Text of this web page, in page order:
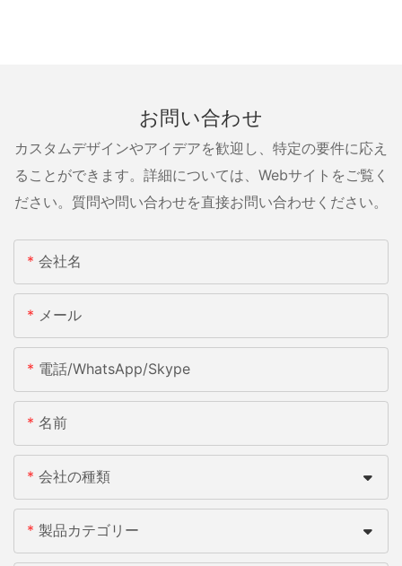
お問い合わせ
カスタムデザインやアイデアを歓迎し、特定の要件に応え
ることができます。詳細については、Webサイトをご覧く
ださい。質問や問い合わせを直接お問い合わせください。
会社名
メール
電話/WhatsApp/Skype
名前
会社の種類
製品カテゴリー